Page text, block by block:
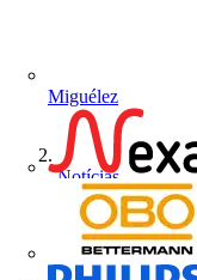
Miguélez
Notícias